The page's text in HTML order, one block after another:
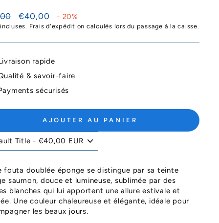
Prix
réduit
€40,00 - 20%
Frais d'expédition calculés lors du passage à la caisse.
rapide
& savoir-faire
sécurisés
AJOUTER AU PANIER
fouta doublée éponge se distingue par sa teinte
saumon, douce et lumineuse, sublimée par des
blanches qui lui apportent une allure estivale et
Une couleur chaleureuse et élégante, idéale pour
les beaux jours.